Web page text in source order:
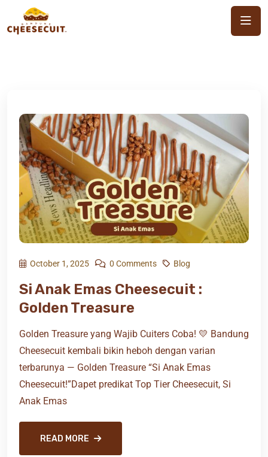
October 1, 2025 0 Comments Blog
Si Anak Emas Cheesecuit :
Golden Treasure
Golden Treasure yang Wajib Cuiters Coba! 💛 Bandung
Cheesecuit kembali bikin heboh dengan varian
terbarunya — Golden Treasure “Si Anak Emas
Cheesecuit!”Dapet predikat Top Tier Cheesecuit, Si
Anak Emas
READ MORE